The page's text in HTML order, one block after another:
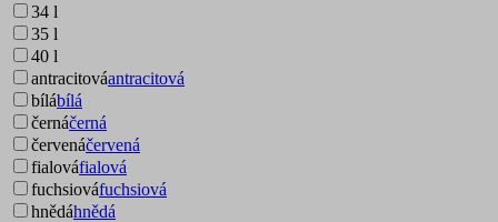
34 l
35 l
40 l
antracitováantracitová
bílábílá
černáčerná
červenáčervená
fialováfialová
fuchsiováfuchsiová
hnědáhnědá